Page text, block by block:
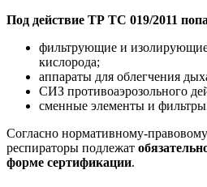
Под действие ТР ТС 019/2011
фильтрующие и изолирующие
кислорода;
аппараты для облегчения
СИЗ противоаэрозольного
сменные элементы и
Согласно нормативному-
респираторы подлежат
форме сертификации.